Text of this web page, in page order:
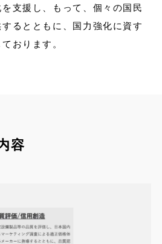
支援し、もって、個々の国民
るとともに、国力強化に資す
おります。
容